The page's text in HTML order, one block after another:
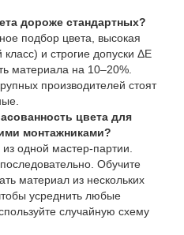
дороже стандартных?
подбор цвета, высокая
и строгие допуски ΔE
материала на 10–20%.
производителей стоят
цвета для
монтажниками?
одной мастер-партии.
Обучите
материал из нескольких
усреднить любые
случайную схему